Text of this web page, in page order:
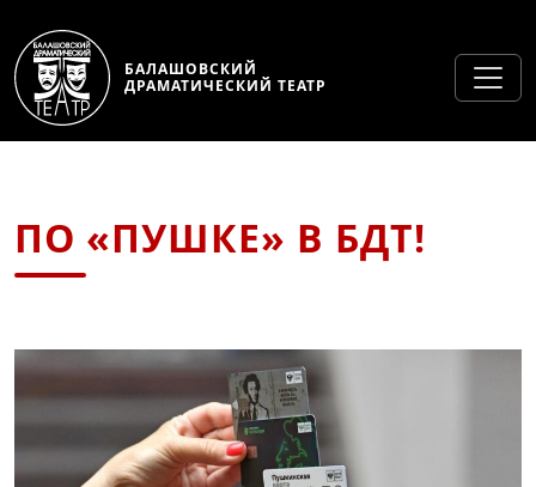
БАЛАШОВСКИЙ
ДРАМАТИЧЕСКИЙ ТЕАТР
ПО «ПУШКЕ» В БДТ!